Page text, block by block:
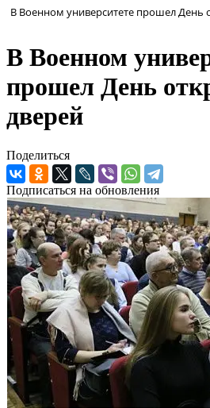
В Военном университете прошел День
В Военном
прошел День
дверей
Поделиться
Подписаться на обновления